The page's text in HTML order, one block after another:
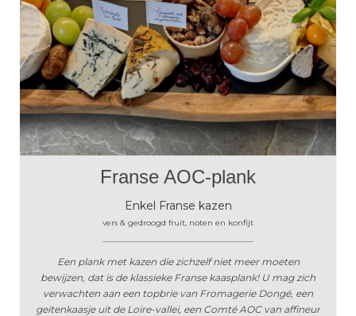
Franse AOC-plank
Enkel Franse kazen
vers & gedroogd fruit, noten en konfijt
Een plank met kazen die zichzelf niet meer moeten
bewijzen, dat is de klassieke Franse kaasplank! U mag zich
verwachten aan een topbrie van Fromagerie Dongé, een
geitenkaasje uit de Loire-vallei, een Comté AOC van affineur